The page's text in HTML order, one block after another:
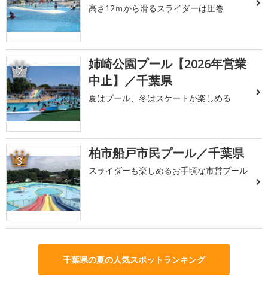
高さ12ｍから滑るスライダーは圧巻
2
姉崎公園プール【2026年営業
中止】／千葉県
夏はプール、冬はスケートが楽しめる
3 柏市船戸市民プール／千葉県
スライダーも楽しめるお手頃な市営プール
千葉県の夏の人気スポットランキング